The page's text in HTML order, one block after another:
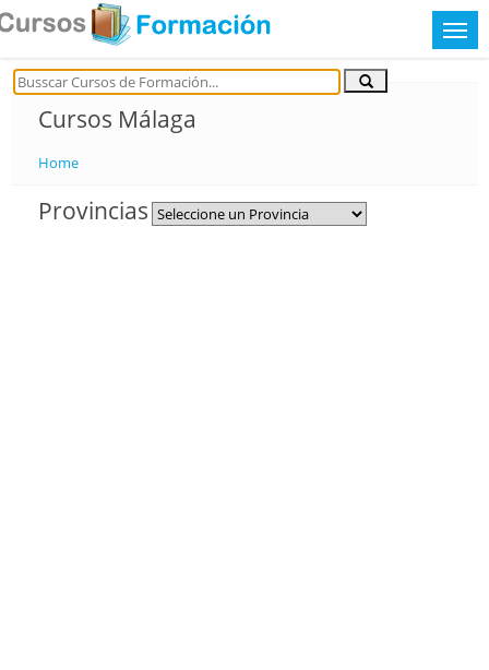
Cursos Málaga
Home
Provincias